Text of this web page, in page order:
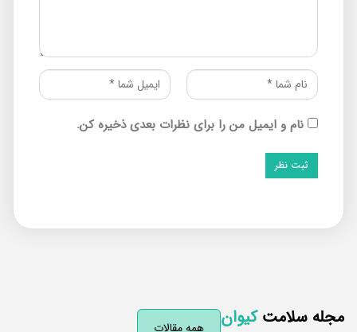
نام و ایمیل من را برای نظرات بعدی ذخیره کن.
سلامتکیوان همه مقالات